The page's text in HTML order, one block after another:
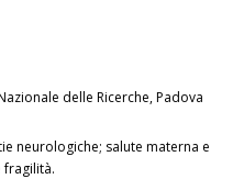
delle Ricerche, Padova
neurologiche; salute materna e
fragilità.